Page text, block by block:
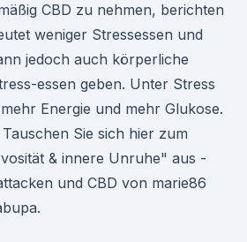
CBD zu nehmen, berichten
weniger Stressessen und
jedoch auch körperliche
essen geben. Unter Stress
Energie und mehr Glukose.
Sie sich hier zum
& innere Unruhe" aus -
und CBD von marie86